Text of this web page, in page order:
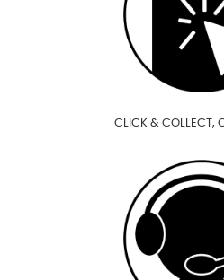
CLICK & COLLECT,